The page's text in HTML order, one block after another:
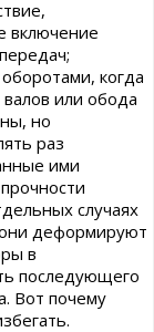
включение
когда
или обода
но
раз
ими
случаях
деформируют
в
последующего
Вот почему